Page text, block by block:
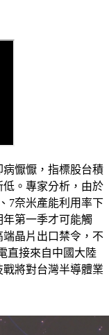
懨懨，指標股台積
低。專家分析，由於
7奈米產能利用率下
第一季才可能觸
晶片出口禁令，不
直接來自中國大陸
將對台灣半導體業